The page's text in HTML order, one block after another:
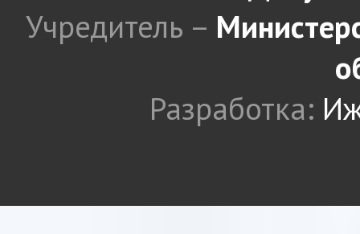
Учредитель –
Разработка: